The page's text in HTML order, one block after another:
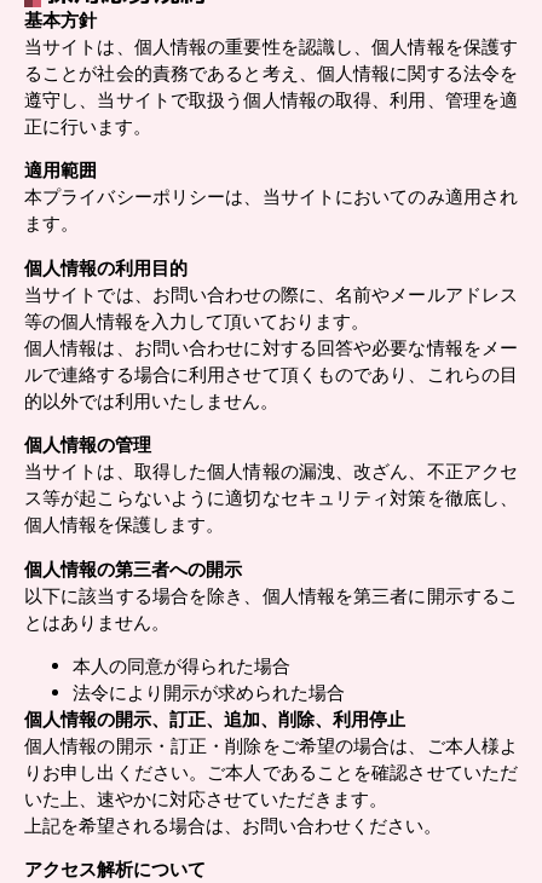
基本方針
当サイトは、個人情報の重要性を認識し、個人情報を保護す
ることが社会的責務であると考え、個人情報に関する法令を
遵守し、当サイトで取扱う個人情報の取得、利用、管理を適
正に行います。
適用範囲
本プライバシーポリシーは、当サイトにおいてのみ適用され
ます。
個人情報の利用目的
当サイトでは、お問い合わせの際に、名前やメールアドレス
等の個人情報を入力して頂いております。
個人情報は、お問い合わせに対する回答や必要な情報をメー
ルで連絡する場合に利用させて頂くものであり、これらの目
的以外では利用いたしません。
個人情報の管理
当サイトは、取得した個人情報の漏洩、改ざん、不正アクセ
ス等が起こらないように適切なセキュリティ対策を徹底し、
個人情報を保護します。
個人情報の第三者への開示
以下に該当する場合を除き、個人情報を第三者に開示するこ
とはありません。
本人の同意が得られた場合
法令により開示が求められた場合
個人情報の開示、訂正、追加、削除、利用停止
個人情報の開示・訂正・削除をご希望の場合は、ご本人様よ
りお申し出ください。ご本人であることを確認させていただ
いた上、速やかに対応させていただきます。
上記を希望される場合は、お問い合わせください。
アクセス解析について